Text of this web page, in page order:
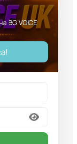
BG VOICE